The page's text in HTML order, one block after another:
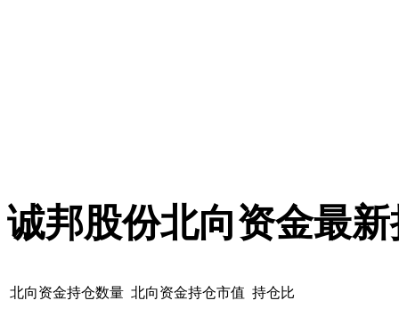
诚邦股份北向资金最
北向资金持仓数量 北向资金持仓市值 持仓比